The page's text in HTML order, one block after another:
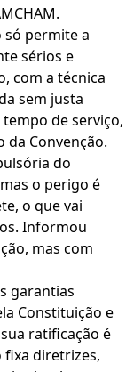
só permite a
sérios e
com a técnica
sem justa
de serviço,
da Convenção.
do
o perigo é
o que vai
Informou
mas com
garantias
Constituição e
ratificação é
fixa diretrizes,